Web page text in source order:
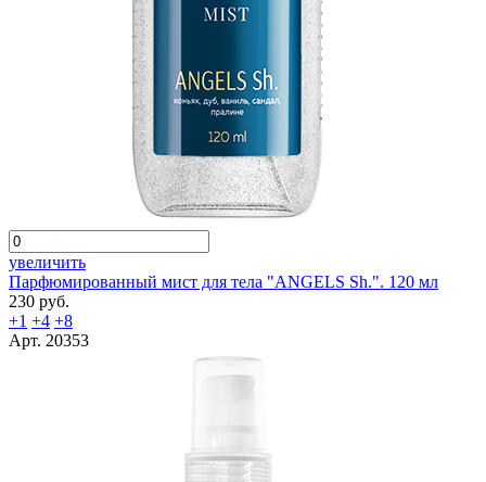
увеличить
Парфюмированный мист для тела "ANGELS Sh.". 120 мл
230 руб.
+1 +4 +8
Арт. 20353